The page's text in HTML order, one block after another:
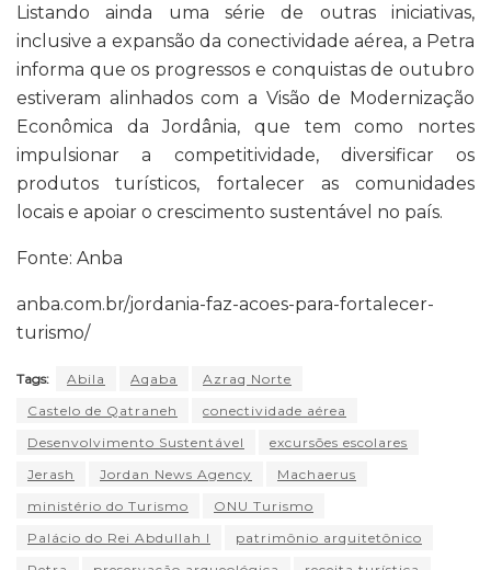
Listando ainda uma série de outras iniciativas,
inclusive a expansão da conectividade aérea, a Petra
informa que os progressos e conquistas de outubro
estiveram alinhados com a Visão de Modernização
Econômica da Jordânia, que tem como nortes
impulsionar a competitividade, diversificar os
produtos turísticos, fortalecer as comunidades
locais e apoiar o crescimento sustentável no país.
Fonte: Anba
anba.com.br/jordania-faz-acoes-para-fortalecer-
turismo/
Tags: Abila Aqaba
Azraq Norte
Castelo de Qatraneh
conectividade aérea
Desenvolvimento Sustentável
excursões escolares
Jerash
Jordan News Agency
Machaerus
ministério do Turismo
ONU Turismo
Palácio do Rei Abdullah I
patrimônio arquitetônico